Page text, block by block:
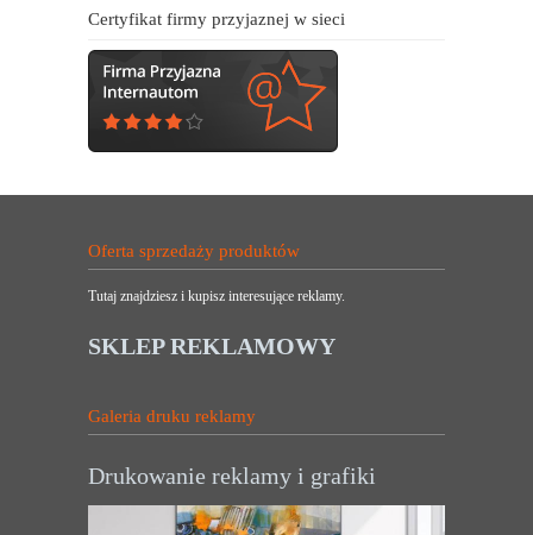
Certyfikat firmy przyjaznej w sieci
Oferta sprzedaży produktów
Tutaj znajdziesz i kupisz interesujące reklamy.
SKLEP REKLAMOWY
Galeria druku reklamy
Drukowanie reklamy i grafiki